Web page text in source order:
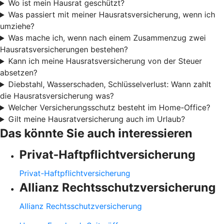
Wo ist mein Hausrat geschützt?
Was passiert mit meiner Hausratsversicherung, wenn ich
umziehe?
Was mache ich, wenn nach einem Zusammenzug zwei
Hausratsversicherungen bestehen?
Kann ich meine Hausratsversicherung von der Steuer
absetzen?
Diebstahl, Wasserschaden, Schlüsselverlust: Wann zahlt
die Hausratsversicherung was?
Welcher Versicherungsschutz besteht im Home-Office?
Gilt meine Hausratversicherung auch im Urlaub?
Das könnte Sie auch interessieren
Privat-Haftpflichtversicherung
Privat-Haftpflichtversicherung
Allianz Rechtsschutzversicherung
Allianz Rechtsschutzversicherung